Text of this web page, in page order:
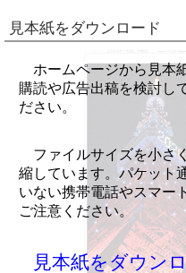
見本紙をダウンロード
ホームページから見本
購読や広告出稿を検討し
ださい。
ファイルサイズを小さ
縮しています。パケット
いない携帯電話やスマー
ご注意ください。
見本紙をダウン